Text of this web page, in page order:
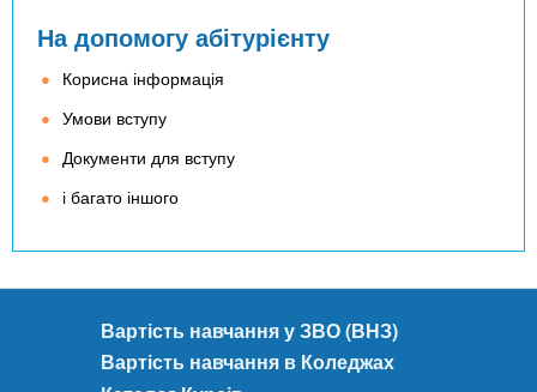
На допомогу абітурієнту
Корисна інформація
Умови вступу
Документи для вступу
і багато іншого
Вартість навчання у ЗВО (ВНЗ)
Вартість навчання в Коледжах